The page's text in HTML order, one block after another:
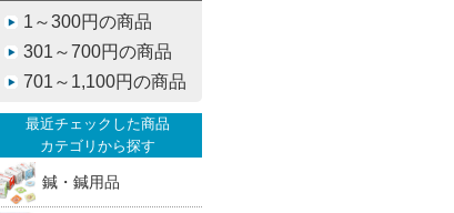
1～300円の商品
301～700円の商品
701～1,100円の商品
最近チェックした商品
カテゴリから探す
鍼・鍼用品